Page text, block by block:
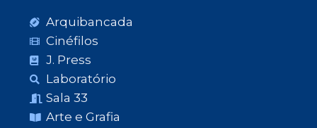
Arquibancada
Cinéfilos
J. Press
Laboratório
Sala 33
Arte e Grafia